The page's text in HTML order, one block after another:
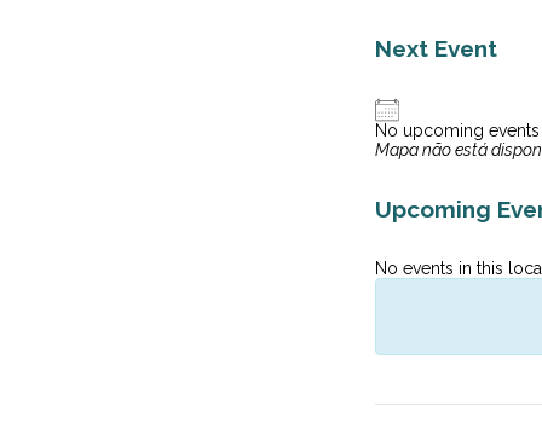
Next Event
No upcoming events
Mapa não está
Upcoming
No events in this